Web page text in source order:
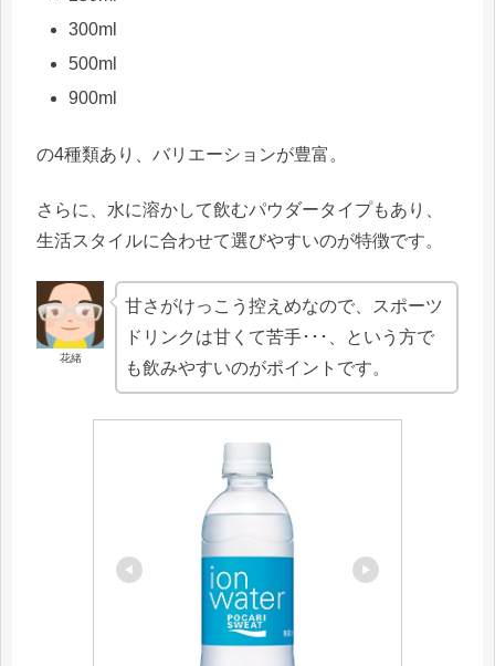
300ml
500ml
900ml
の4種類あり、バリエーションが豊富。
さらに、水に溶かして飲むパウダータイプもあり、
生活スタイルに合わせて選びやすいのが特徴です。
花緒
甘さがけっこう控えめなので、スポーツ
ドリンクは甘くて苦手･･･、という方で
も飲みやすいのがポイントです。